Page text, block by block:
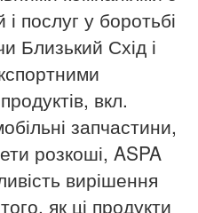
послуг у боротьбі
Близький Схід і
вкл.
запчастини,
розкоші, ASPA
вирішення
як ці продукти